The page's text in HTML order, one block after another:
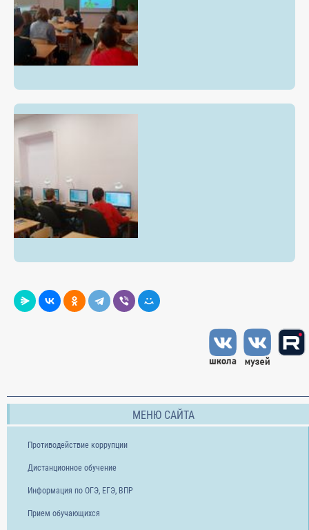
МЕНЮ САЙТА
Противодействие коррупции
Дистанционное обучение
Информация по ОГЭ, ЕГЭ, ВПР
Прием обучающихся